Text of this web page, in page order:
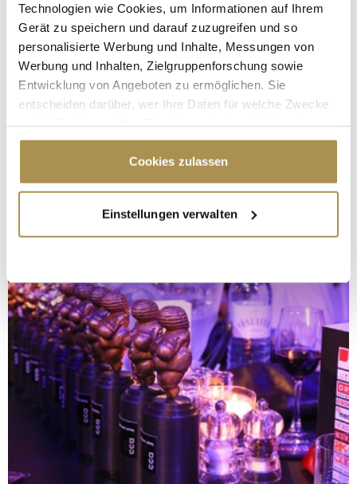
Technologien wie Cookies, um Informationen auf Ihrem
Gerät zu speichern und darauf zuzugreifen und so
personalisierte Werbung und Inhalte, Messungen von
Werbung und Inhalten, Zielgruppenforschung sowie
Entwicklung von Angeboten zu ermöglichen. Sie
entscheiden darüber, wer Ihre Daten für welche Zwecke
Cookie-Erklärung oder durch Klicken auf das Privacy
Trigger Symbol ändern oder widerrufen
Informationen über Ihre geografische Lage
erfassen, welche bis auf einige Meter genau sein
bestimmten Merkmalen (Fingerprinting) identifizieren
Erfahren Sie mehr darüber, wie Ihre persönlichen Daten
verarbeitet werden, und legen Sie Ihre Präferenzen im
Abschnitt Einzelheitenfest.
Wir verwenden Cookies, um Inhalte und Anzeigen zu
personalisieren, Funktionen für soziale Medien anbieten
zu können und die Zugriffe auf unsere Website zu
analysieren. Außerdem geben wir Informationen zu Ihrer
Verwendung unserer Website an unsere Partner für
Cookies zulassen
Einstellungen verwalten